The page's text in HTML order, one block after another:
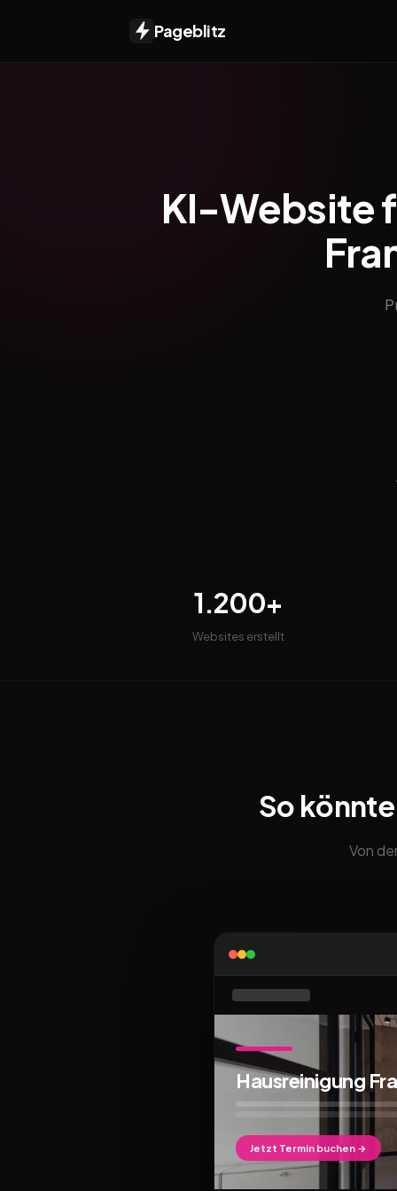
Pageblitz
KI-Website
1.200+
Websites erstellt
So
Von
Hausreinigung
Jetzt Termin buchen →